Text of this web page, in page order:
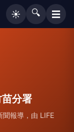
☀️ 🔍 ☰
分署
報導，由 LIFE